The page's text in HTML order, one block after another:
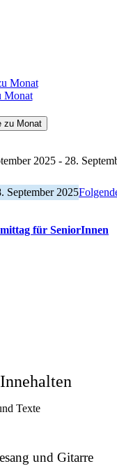
Monat
zu Monat
2025 - 28.
September 2025
für SeniorInnen
Texte
und Gitarre